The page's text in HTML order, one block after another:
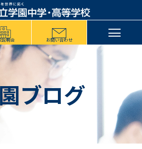
説明会 お問い合わせ
ブログ